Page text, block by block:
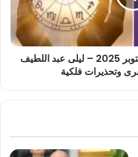
توقعات الأبراج الجمعة 24 أكتوبر 2025 – ليلى عبد اللطيف
وتحذيرات فلكية